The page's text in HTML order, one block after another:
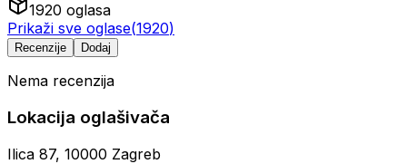
1920 oglasa
Prikaži sve oglase(1920)
Recenzije Dodaj
Nema recenzija
Lokacija oglašivača
Ilica 87, 10000 Zagreb